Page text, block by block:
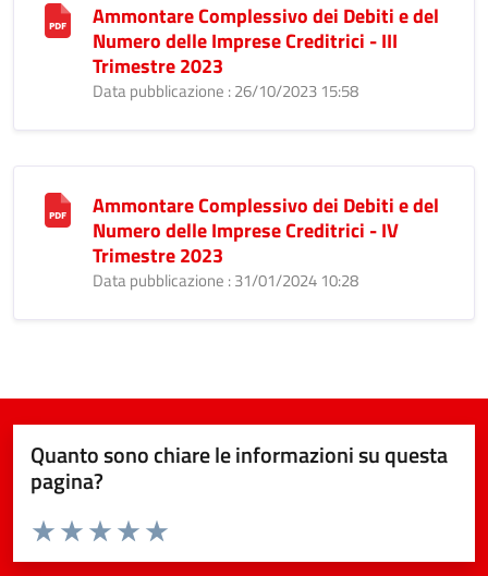
Ammontare Complessivo dei Debiti e del
Numero delle Imprese Creditrici - III
Trimestre 2023
Data pubblicazione : 26/10/2023 15:58
Ammontare Complessivo dei Debiti e del
Numero delle Imprese Creditrici - IV
Trimestre 2023
Data pubblicazione : 31/01/2024 10:28
Quanto sono chiare le informazioni su questa
pagina?
Valuta da 1 a 5 stelle la pagina
Valuta 5 stelle su 5
Valuta 4 stelle su 5
Valuta 3 stelle su 5
Valuta 2 stelle su 5
Valuta 1 stelle su 5